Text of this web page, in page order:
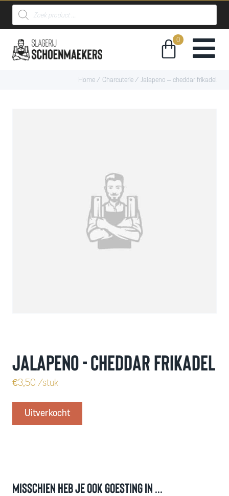
Home/ Charcuterie/ Jalapeno – cheddar frikadel
Jalapeno - cheddar frikadel
€3,50 /stuk
Uitverkocht
Misschien heb je ook goesting in ...